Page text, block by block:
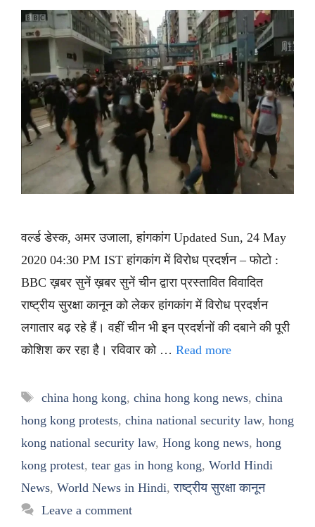
वर्ल्ड डेस्क, अमर उजाला, हांगकांग Updated Sun, 24 May
2020 04:30 PM IST हांगकांग में विरोध प्रदर्शन – फोटो :
BBC ख़बर सुनें ख़बर सुनें चीन द्वारा प्रस्तावित विवादित
राष्ट्रीय सुरक्षा कानून को लेकर हांगकांग में विरोध प्रदर्शन
लगातार बढ़ रहे हैं। वहीं चीन भी इन प्रदर्शनों की दबाने की पूरी
कोशिश कर रहा है। रविवार को … Read more
Tags
china hong kong, china hong kong news, china
hong kong protests, china national security law, hong
kong national security law, Hong kong news, hong
kong protest, tear gas in hong kong, World Hindi
News, World News in Hindi,राष्ट्रीय सुरक्षा कानून
Leave a comment